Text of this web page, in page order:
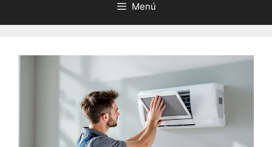
Menú